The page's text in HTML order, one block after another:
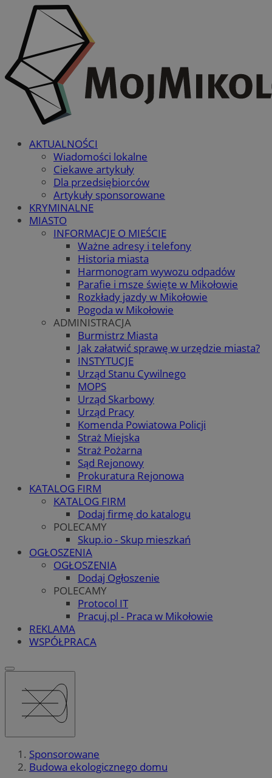
AKTUALNOŚCI
Wiadomości lokalne
Ciekawe artykuły
Dla przedsiębiorców
Artykuły sponsorowane
KRYMINALNE
MIASTO
INFORMACJE O MIEŚCIE
Ważne adresy i telefony
Historia miasta
Harmonogram wywozu odpadów
Parafie i msze święte w Mikołowie
Rozkłady jazdy w Mikołowie
Pogoda w Mikołowie
ADMINISTRACJA
Burmistrz Miasta
Jak załatwić sprawę w urzędzie miasta?
INSTYTUCJE
Urząd Stanu Cywilnego
MOPS
Urząd Skarbowy
Urząd Pracy
Komenda Powiatowa Policji
Straż Miejska
Straż Pożarna
Sąd Rejonowy
Prokuratura Rejonowa
KATALOG FIRM
KATALOG FIRM
Dodaj firmę do katalogu
POLECAMY
Skup.io - Skup mieszkań
OGŁOSZENIA
OGŁOSZENIA
Dodaj Ogłoszenie
POLECAMY
Protocol IT
Pracuj.pl - Praca w Mikołowie
REKLAMA
WSPÓŁPRACA
Sponsorowane
Budowa ekologicznego domu